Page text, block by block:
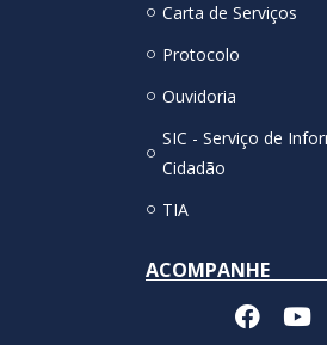
Carta de Serviços
Protocolo
Ouvidoria
SIC - Serviço de
Cidadão
TIA
ACOMPANHE